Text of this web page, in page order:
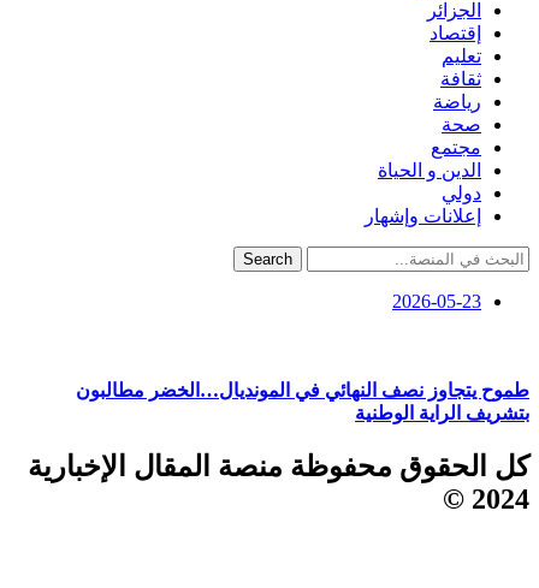
الجزائر
إقتصاد
تعليم
ثقافة
رياضة
صحة
مجتمع
الدين و الحياة
دولي
إعلانات وإشهار
Search
2026-05-23
طموح يتجاوز نصف النهائي في المونديال…الخضر مطالبون
بتشريف الراية الوطنية
كل الحقوق محفوظة منصة المقال الإخبارية
2024 ©